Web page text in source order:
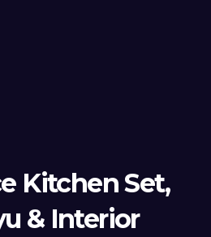
Kitchen Set,
& Interior